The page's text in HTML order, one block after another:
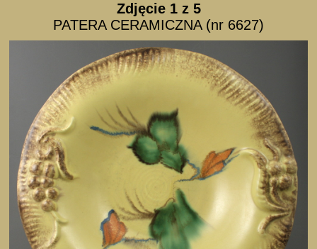
Zdjęcie 1z 5
PATERA CERAMICZNA (nr 6627)